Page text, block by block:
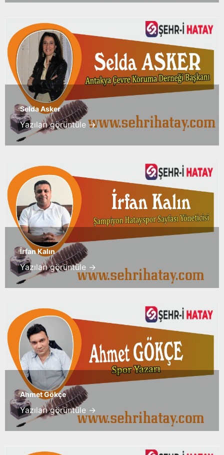
Selda Asker
Yazıları görüntüle →
İrfan Kalın
Yazıları görüntüle →
Ahmet Gökçe
Yazıları görüntüle →